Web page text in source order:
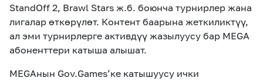
StandOff 2, Brawl Stars ж.б. боюнча турнирлер жана
лигалар өткөрүлөт. Контент баарына жеткиликтүү,
ал эми турнирлерге активдүү жазылуусу бар MEGA
абоненттери катыша алышат.
MEGAнын Gov.Games’ке катышуусу ички